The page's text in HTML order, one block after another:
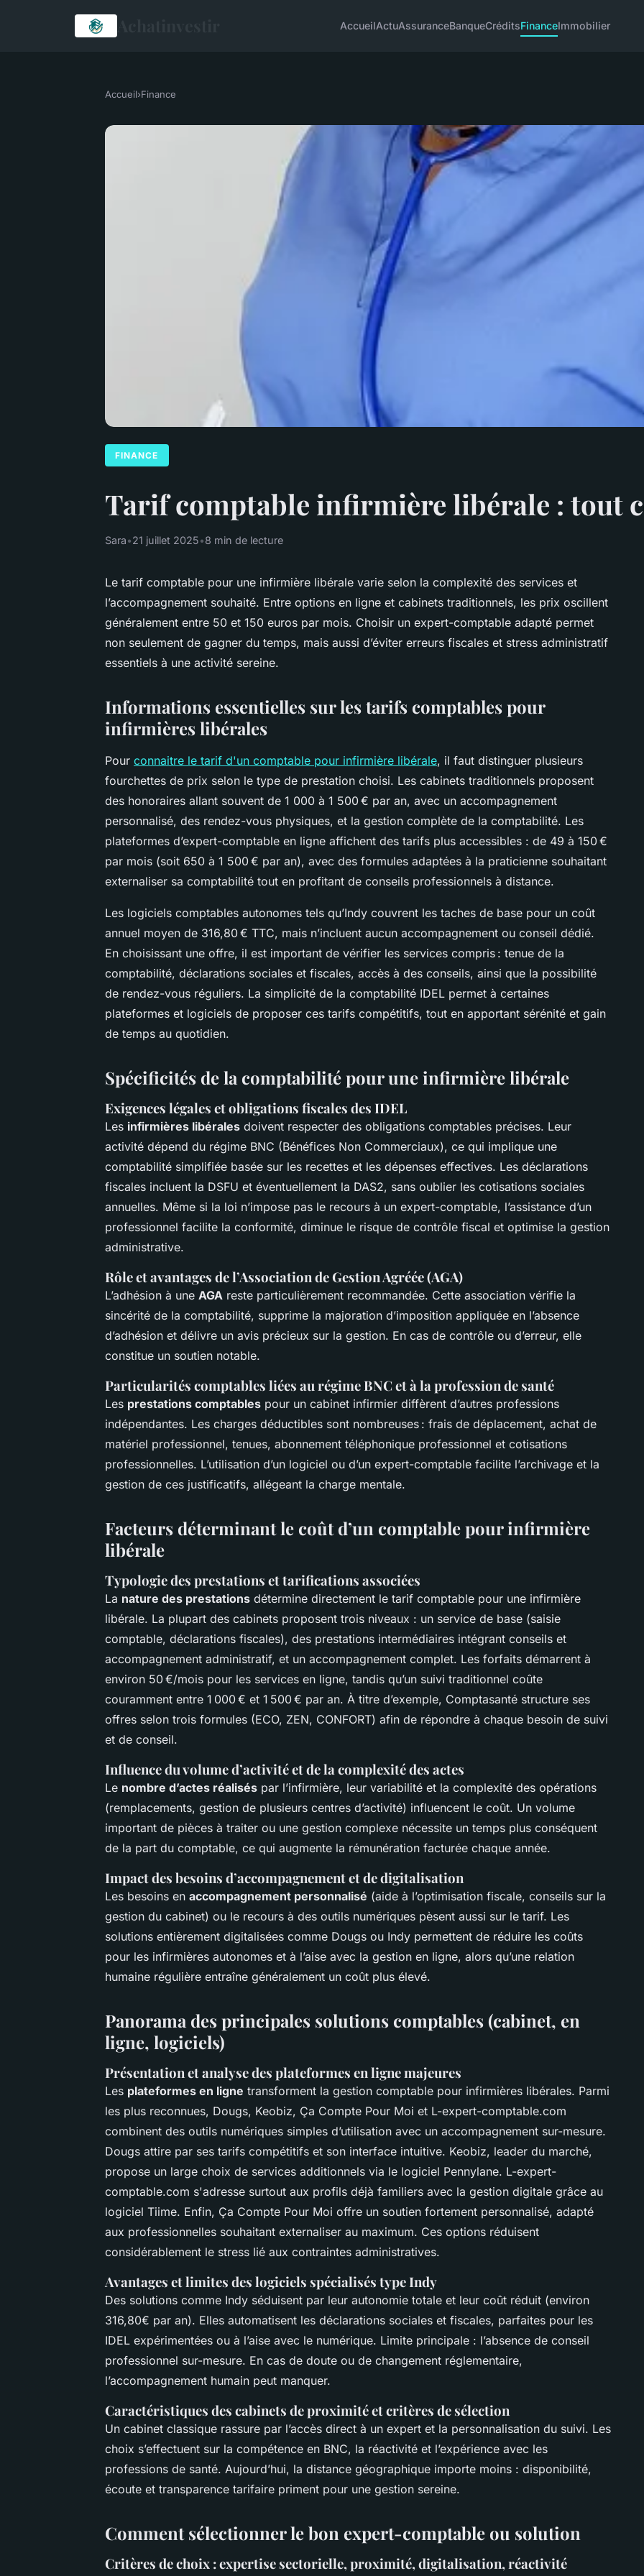
AccueilActuAssuranceBanqueCréditsFinanceImmobilier
Accueil›Finance
FINANCE
Tarif comptable infirmière libérale : tout
Sara•21 juillet 2025•8 min de lecture
Le tarif comptable pour une infirmière libérale varie selon la complexité des services et
l’accompagnement souhaité. Entre options en ligne et cabinets traditionnels, les prix oscillent
généralement entre 50 et 150 euros par mois. Choisir un expert-comptable adapté permet
non seulement de gagner du temps, mais aussi d’éviter erreurs fiscales et stress administratif
essentiels à une activité sereine.
Informations essentielles sur les tarifs comptables pour
infirmières libérales
Pour connaitre le tarif d'un comptable pour infirmière libérale, il faut distinguer plusieurs
fourchettes de prix selon le type de prestation choisi. Les cabinets traditionnels proposent
des honoraires allant souvent de 1 000 à 1 500 € par an, avec un accompagnement
personnalisé, des rendez-vous physiques, et la gestion complète de la comptabilité. Les
plateformes d’expert-comptable en ligne affichent des tarifs plus accessibles : de 49 à 150 €
par mois (soit 650 à 1 500 € par an), avec des formules adaptées à la praticienne souhaitant
externaliser sa comptabilité tout en profitant de conseils professionnels à distance.
Les logiciels comptables autonomes tels qu’Indy couvrent les taches de base pour un coût
annuel moyen de 316,80 € TTC, mais n’incluent aucun accompagnement ou conseil dédié.
En choisissant une offre, il est important de vérifier les services compris : tenue de la
comptabilité, déclarations sociales et fiscales, accès à des conseils, ainsi que la possibilité
de rendez-vous réguliers. La simplicité de la comptabilité IDEL permet à certaines
plateformes et logiciels de proposer ces tarifs compétitifs, tout en apportant sérénité et gain
de temps au quotidien.
Spécificités de la comptabilité pour une infirmière libérale
Exigences légales et obligations fiscales des IDEL
Les infirmières libérales doivent respecter des obligations comptables précises. Leur
activité dépend du régime BNC (Bénéfices Non Commerciaux), ce qui implique une
comptabilité simplifiée basée sur les recettes et les dépenses effectives. Les déclarations
fiscales incluent la DSFU et éventuellement la DAS2, sans oublier les cotisations sociales
annuelles. Même si la loi n’impose pas le recours à un expert-comptable, l’assistance d’un
professionnel facilite la conformité, diminue le risque de contrôle fiscal et optimise la gestion
administrative.
Rôle et avantages de l’Association de Gestion Agréée (AGA)
L’adhésion à une AGA reste particulièrement recommandée. Cette association vérifie la
sincérité de la comptabilité, supprime la majoration d’imposition appliquée en l’absence
d’adhésion et délivre un avis précieux sur la gestion. En cas de contrôle ou d’erreur, elle
constitue un soutien notable.
Particularités comptables liées au régime BNC et à la profession de santé
Les prestations comptables pour un cabinet infirmier diffèrent d’autres professions
indépendantes. Les charges déductibles sont nombreuses : frais de déplacement, achat de
matériel professionnel, tenues, abonnement téléphonique professionnel et cotisations
professionnelles. L’utilisation d’un logiciel ou d’un expert-comptable facilite l’archivage et la
gestion de ces justificatifs, allégeant la charge mentale.
Facteurs déterminant le coût d’un comptable pour infirmière
libérale
Typologie des prestations et tarifications associées
La nature des prestations détermine directement le tarif comptable pour une infirmière
libérale. La plupart des cabinets proposent trois niveaux : un service de base (saisie
comptable, déclarations fiscales), des prestations intermédiaires intégrant conseils et
accompagnement administratif, et un accompagnement complet. Les forfaits démarrent à
environ 50 €/mois pour les services en ligne, tandis qu’un suivi traditionnel coûte
couramment entre 1 000 € et 1 500 € par an. À titre d’exemple, Comptasanté structure ses
offres selon trois formules (ECO, ZEN, CONFORT) afin de répondre à chaque besoin de suivi
et de conseil.
Influence du volume d’activité et de la complexité des actes
Le nombre d’actes réalisés par l’infirmière, leur variabilité et la complexité des opérations
(remplacements, gestion de plusieurs centres d’activité) influencent le coût. Un volume
important de pièces à traiter ou une gestion complexe nécessite un temps plus conséquent
de la part du comptable, ce qui augmente la rémunération facturée chaque année.
Impact des besoins d’accompagnement et de digitalisation
Les besoins en accompagnement personnalisé (aide à l’optimisation fiscale, conseils sur la
gestion du cabinet) ou le recours à des outils numériques pèsent aussi sur le tarif. Les
solutions entièrement digitalisées comme Dougs ou Indy permettent de réduire les coûts
pour les infirmières autonomes et à l’aise avec la gestion en ligne, alors qu’une relation
humaine régulière entraîne généralement un coût plus élevé.
Panorama des principales solutions comptables (cabinet, en
ligne, logiciels)
Présentation et analyse des plateformes en ligne majeures
Les plateformes en ligne transforment la gestion comptable pour infirmières libérales. Parmi
les plus reconnues, Dougs, Keobiz, Ça Compte Pour Moi et L-expert-comptable.com
combinent des outils numériques simples d’utilisation avec un accompagnement sur-mesure.
Dougs attire par ses tarifs compétitifs et son interface intuitive. Keobiz, leader du marché,
propose un large choix de services additionnels via le logiciel Pennylane. L-expert-
comptable.com s'adresse surtout aux profils déjà familiers avec la gestion digitale grâce au
logiciel Tiime. Enfin, Ça Compte Pour Moi offre un soutien fortement personnalisé, adapté
aux professionnelles souhaitant externaliser au maximum. Ces options réduisent
considérablement le stress lié aux contraintes administratives.
Avantages et limites des logiciels spécialisés type Indy
Des solutions comme Indy séduisent par leur autonomie totale et leur coût réduit (environ
316,80€ par an). Elles automatisent les déclarations sociales et fiscales, parfaites pour les
IDEL expérimentées ou à l’aise avec le numérique. Limite principale : l’absence de conseil
professionnel sur-mesure. En cas de doute ou de changement réglementaire,
l’accompagnement humain peut manquer.
Caractéristiques des cabinets de proximité et critères de sélection
Un cabinet classique rassure par l’accès direct à un expert et la personnalisation du suivi. Les
choix s’effectuent sur la compétence en BNC, la réactivité et l’expérience avec les
professions de santé. Aujourd’hui, la distance géographique importe moins : disponibilité,
écoute et transparence tarifaire priment pour une gestion sereine.
Comment sélectionner le bon expert-comptable ou solution
Critères de choix : expertise sectorielle, proximité, digitalisation, réactivité